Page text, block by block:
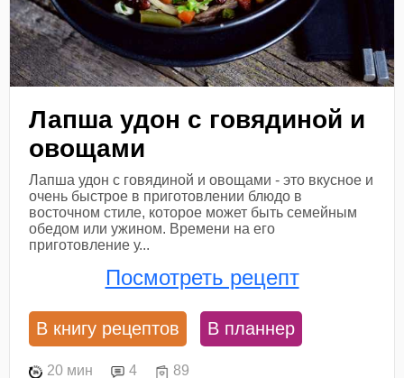
Лапша удон с говядиной и
овощами
Лапша удон с говядиной и овощами - это вкусное и
очень быстрое в приготовлении блюдо в
восточном стиле, которое может быть семейным
обедом или ужином. Времени на его
приготовление у...
Посмотреть рецепт
В книгу рецептов В планнер
20 мин 4 89